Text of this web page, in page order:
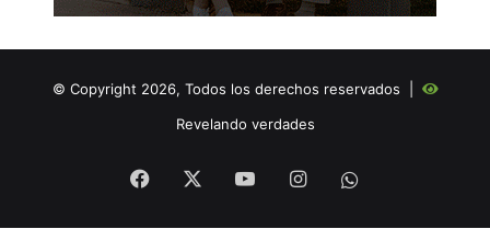
© Copyright 2026, Todos los derechos reservados |
Revelando verdades
Facebook YouTubeInstagram